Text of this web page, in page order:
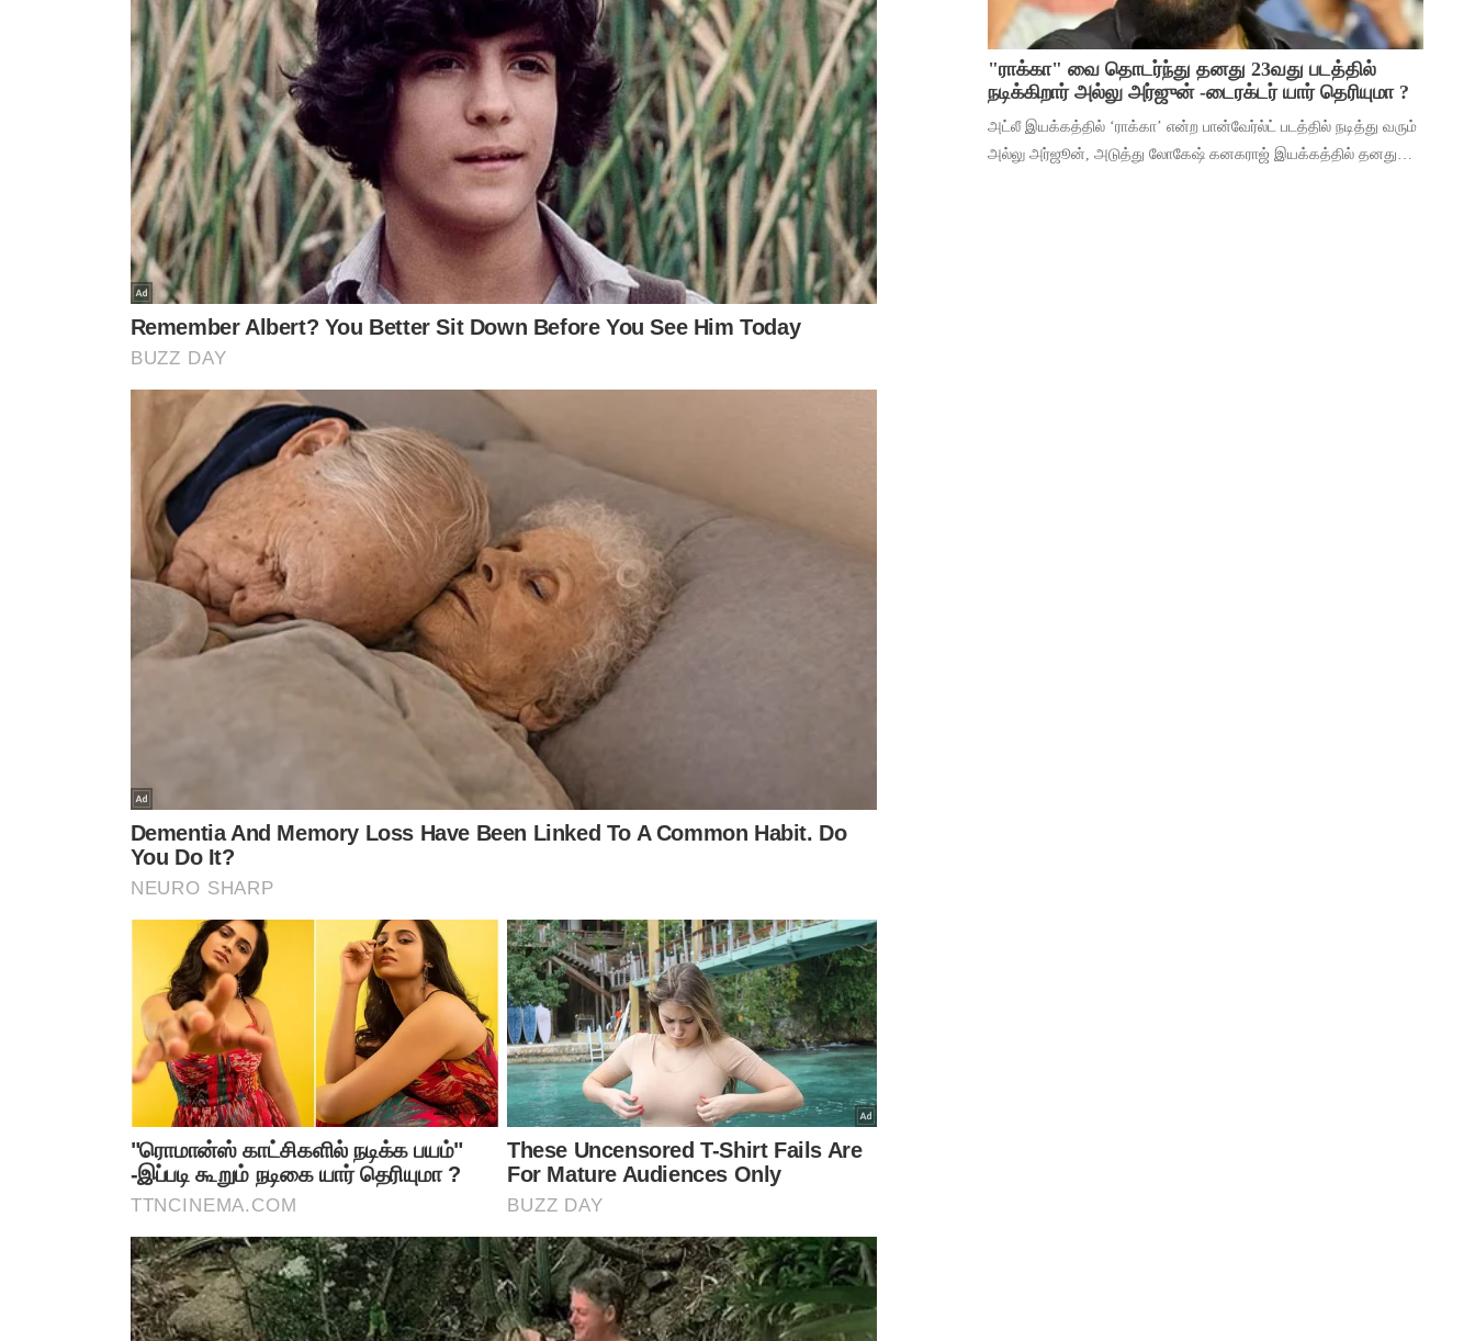
"ராக்கா" வை தொடர்ந்து தனது 23வது படத்தில்
நடிக்கிறார் அல்லு அர்ஜுன் -டைரக்டர் யார் தெரியுமா ?
அட்லீ இயக்கத்தில் ‘ராக்கா’ என்ற பான்வேர்ல்ட் படத்தில் நடித்து வரும்
அல்லு அர்ஜூன், அடுத்து லோகேஷ் கனகராஜ் இயக்கத்தில் தனது